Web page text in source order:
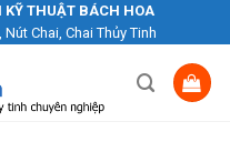
KỸ THUẬT BÁCH HOA
Chai, Chai Thủy Tinh